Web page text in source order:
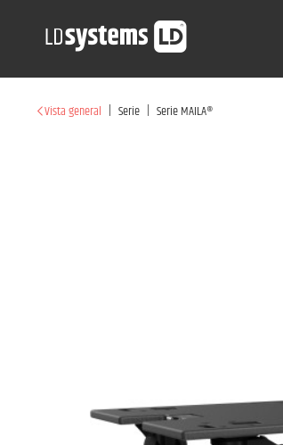
Vista general | Serie | Serie MAILA®